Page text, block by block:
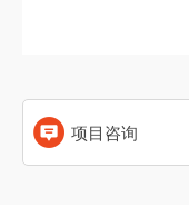
项目咨询